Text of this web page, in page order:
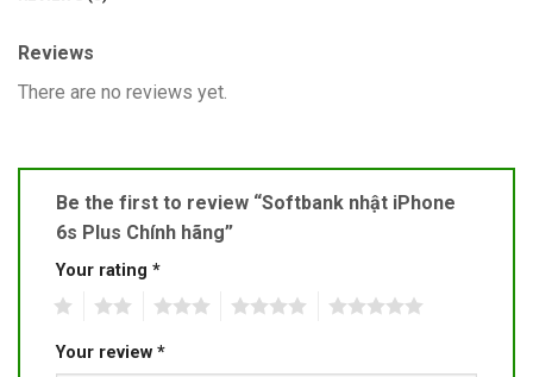
Reviews
There are no reviews yet.
Be the first to review “Softbank nhật iPhone
6s Plus Chính hãng”
Your rating *
Your review *